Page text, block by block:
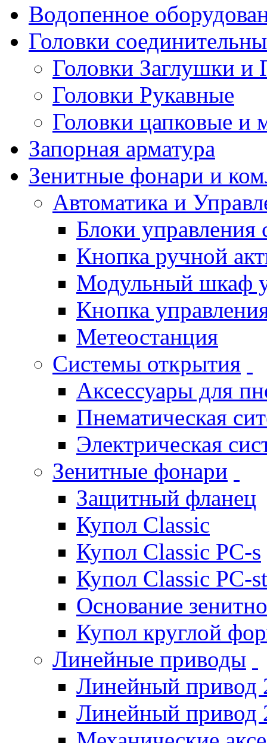
Водопенное
Головки
Головки Заглушки и
Головки Рукавные
Головки цапковые и
Запорная арматура
Зенитные фонари и
Автоматика и
Блоки
Кнопка ручной
Модульный шкаф
Кнопка
Метеостанция
Системы открытия
Аксессуары для
Пнематическая
Электрическая
Зенитные фонари
Защитный фланец
Купол Classic
Купол Classic PC-s
Купол Classic PC-st
Основание
Купол круглой
Линейные приводы
Линейный привод
Линейный привод